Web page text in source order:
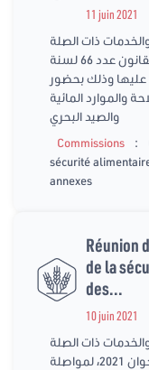
11 juin 2021
ذات الصلة
جلسة لمواصلة النظر في فصول مشروع القانون عدد 66 لسنة
عليها وذلك بحضور
والموارد المائية
والصيد البحري
Commissions
:
sécurité
annexes
Réunion
de la
des...
10 juin 2021
ذات الصلة
جلسة عمل، يوم الخميس الموافق ل10 جوان 2021، لمواصلة